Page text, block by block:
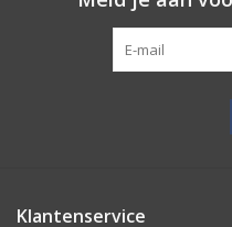
Klantenservice